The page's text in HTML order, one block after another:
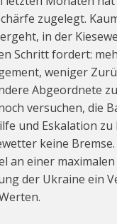
zugelegt.
in der
Schritt fordert:
weniger
Abgeordnete
versuchen, die
und Eskalation zu
keine
an einer maximalen
der Ukraine ein